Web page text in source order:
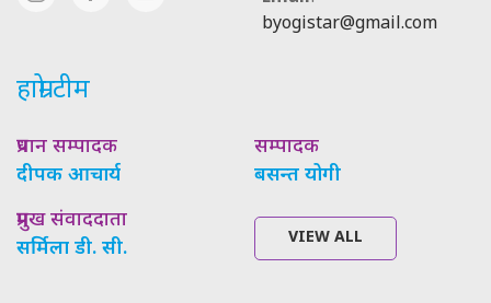
byogistar@gmail.com
हाम्रो टीम
प्रधान सम्पादक
दीपक आचार्य
सम्पादक
बसन्त योगी
प्रमुख संवाददाता
सर्मिला डी. सी.
VIEW ALL